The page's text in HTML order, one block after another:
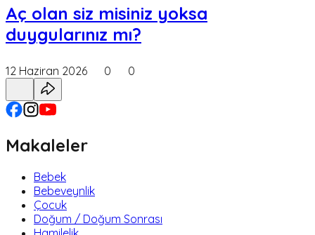
Aç olan siz misiniz yoksa
duygularınız mı?
12 Haziran 2026 0 0
Makaleler
Bebek
Bebeveynlik
Çocuk
Doğum / Doğum Sonrası